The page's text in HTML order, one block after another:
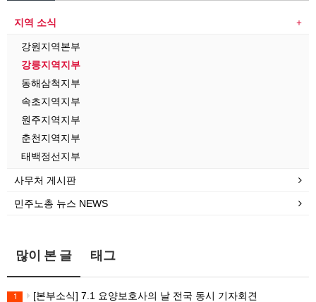
지역 소식
강원지역본부
강릉지역지부
동해삼척지부
속초지역지부
원주지역지부
춘천지역지부
태백정선지부
사무처 게시판
민주노총 뉴스 NEWS
많이 본 글 태그
1 [본부소식] 7.1 요양보호사의 날 전국 동시 기자회견